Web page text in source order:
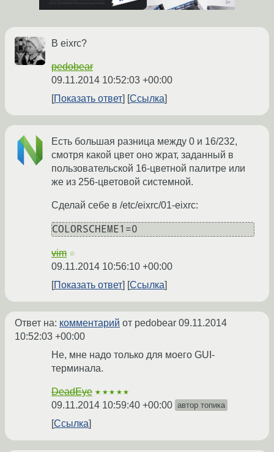
В eixrc?
pedobear
09.11.2014 10:52:03 +00:00
Показать ответ
Ссылка
Есть большая разница между 0 и 16/232,
смотря какой цвет оно жрат, заданный в
пользовательской 16-цветной палитре или
же из 256-цветовой системной.
Сделай себе в /etc/eixrc/01-eixrc:
vim ☆
09.11.2014 10:56:10 +00:00
Показать ответ
Ссылка
Ответ на: комментарий от pedobear 09.11.2014
10:52:03 +00:00
Не, мне надо только для моего GUI-
терминала.
DeadEye ★★★★★
09.11.2014 10:59:40 +00:00 автор топика
Ссылка